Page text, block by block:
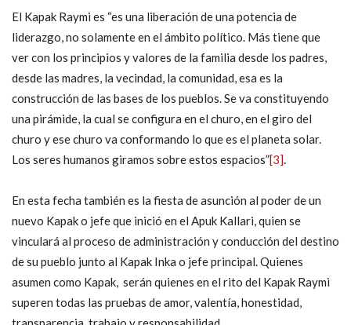
El Kapak Raymi es “es una liberación de una potencia de
liderazgo, no solamente en el ámbito político. Más tiene que
ver con los principios y valores de la familia desde los padres,
desde las madres, la vecindad, la comunidad, esa es la
construcción de las bases de los pueblos. Se va constituyendo
una pirámide, la cual se configura en el churo, en el giro del
churo y ese churo va conformando lo que es el planeta solar.
Los seres humanos giramos sobre estos espacios”[3].
En esta fecha también es la fiesta de asunción al poder de un
nuevo Kapak o jefe que inició en el Apuk Kallari, quien se
vinculará al proceso de administración y conducción del destino
de su pueblo junto al Kapak Inka o jefe principal. Quienes
asumen como Kapak, serán quienes en el rito del Kapak Raymi
superen todas las pruebas de amor, valentía, honestidad,